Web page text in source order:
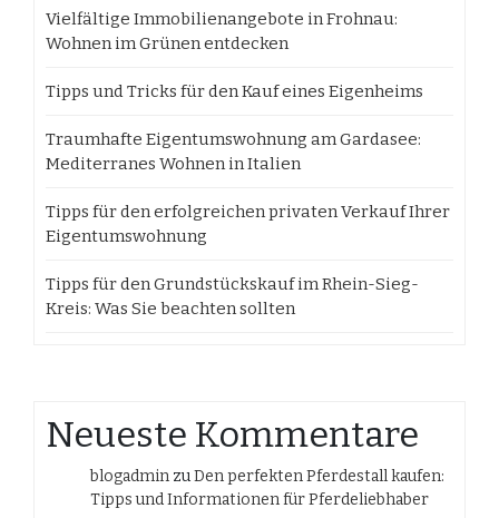
Vielfältige Immobilienangebote in Frohnau:
Wohnen im Grünen entdecken
Tipps und Tricks für den Kauf eines Eigenheims
Traumhafte Eigentumswohnung am Gardasee:
Mediterranes Wohnen in Italien
Tipps für den erfolgreichen privaten Verkauf Ihrer
Eigentumswohnung
Tipps für den Grundstückskauf im Rhein-Sieg-
Kreis: Was Sie beachten sollten
Neueste Kommentare
blogadmin zuDen perfekten Pferdestall kaufen:
Tipps und Informationen für Pferdeliebhaber